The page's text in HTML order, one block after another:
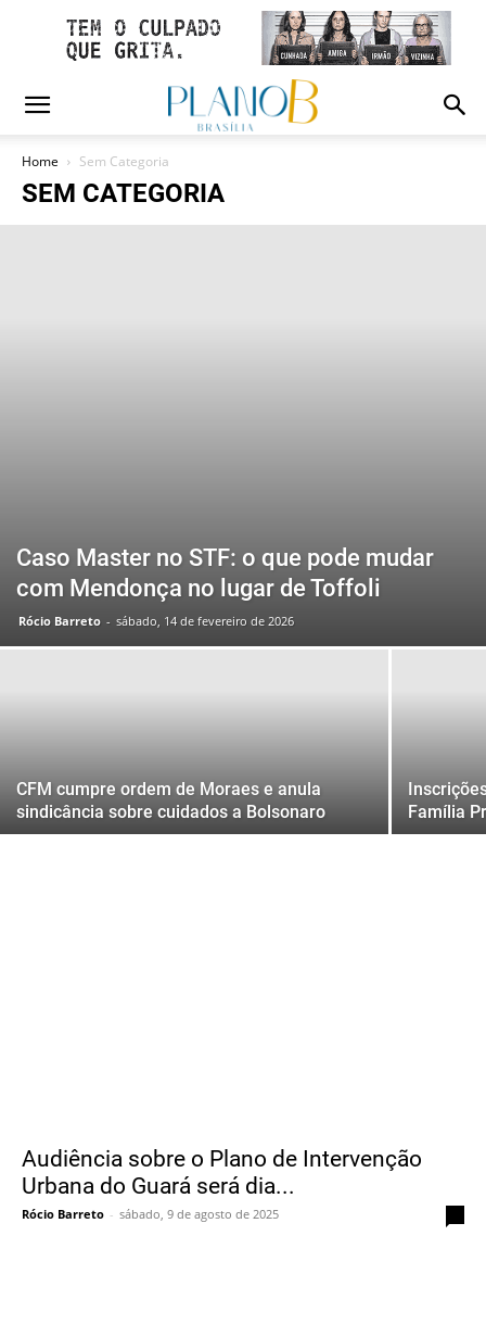
Home Sem Categoria
SEM CATEGORIA
Caso Master no STF: o que pode mudar
com Mendonça no lugar de Toffoli
Rócio Barreto - sábado, 14 de fevereiro de 2026
CFM cumpre ordem de Moraes e anula
sindicância sobre cuidados a Bolsonaro
Família
Audiência sobre o Plano de Intervenção
Urbana do Guará será dia...
Rócio Barreto - sábado, 9 de agosto de 2025